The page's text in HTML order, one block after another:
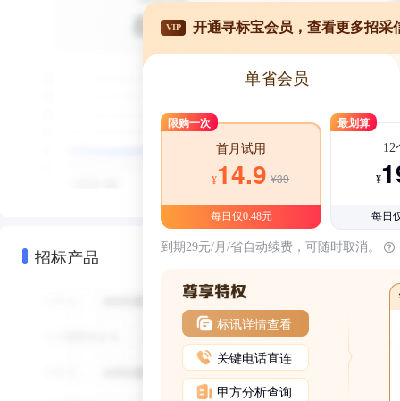
招标产品
VIP 开通寻标宝会员，查看更多招采
单省会员
限购一次
首月试用
¥14.9 ¥39
每日仅0.48元
最划算
12
¥
每日
到期29元/月/省自动续费，可随时取消。
标讯详情查看
关键电话直连
甲方分析查询